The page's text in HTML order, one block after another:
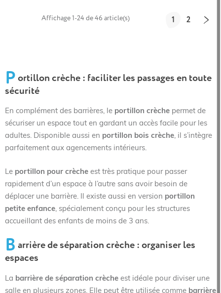
Affichage 1-24 de 46 article(s) 1 2
P ortillon crèche : faciliter les passages en toute
sécurité
En complément des barrières, le portillon crèche permet de
sécuriser un espace tout en gardant un accès facile pour les
adultes. Disponible aussi en portillon bois crèche, il s’intègre
parfaitement aux agencements intérieurs.
Le portillon pour crèche est très pratique pour passer
rapidement d’un espace à l’autre sans avoir besoin de
déplacer une barrière. Il existe aussi en version portillon
petite enfance, spécialement conçu pour les structures
accueillant des enfants de moins de 3 ans.
B arrière de séparation crèche : organiser les
espaces
La barrière de séparation crèche est idéale pour diviser une
salle en plusieurs zones. Elle peut être utilisée comme barrière